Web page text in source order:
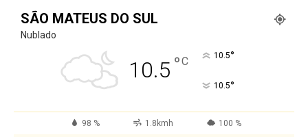
SÃO MATEUS DO SUL
Nublado
10.5 °C 10.5°
10.5°
98 % 1.8kmh 100 %